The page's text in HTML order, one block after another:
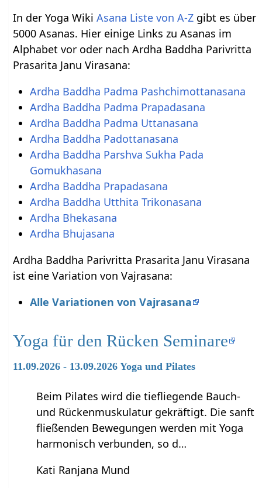
In der Yoga WikiAsana Liste von A-Z gibt es über
5000 Asanas. Hier einige Links zu Asanas im
Alphabet vor oder nach Ardha Baddha Parivritta
Prasarita Janu Virasana:
Ardha Baddha Padma Pashchimottanasana
Ardha Baddha Padma Prapadasana
Ardha Baddha Padma Uttanasana
Ardha Baddha Padottanasana
Ardha Baddha Parshva Sukha Pada
Gomukhasana
Ardha Baddha Prapadasana
Ardha Baddha Utthita Trikonasana
Ardha Bhekasana
Ardha Bhujasana
Ardha Baddha Parivritta Prasarita Janu Virasana
ist eine Variation von Vajrasana:
Alle Variationen von Vajrasana
Yoga für den Rücken Seminare
11.09.2026 - 13.09.2026 Yoga und Pilates
Beim Pilates wird die tiefliegende Bauch-
und Rückenmuskulatur gekräftigt. Die sanft
fließenden Bewegungen werden mit Yoga
harmonisch verbunden, so d…
Kati Ranjana Mund